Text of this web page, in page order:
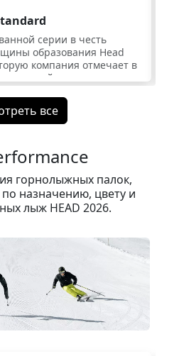
серии в честь
образования Head
компания отмечает в
комплект к
всего 12,3 мм для
твердый
жестком снегу.
все
горнолыжных палок,
назначению, цвету и
лыж HEAD 2026.